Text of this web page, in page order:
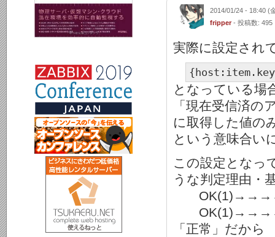
2014/01/24 - 18:40 (
fripper - 投稿数: 495
実際に設定され
となっている場
「現在受信済の
に取得した値の
という意味合い
この設定となっ
うな判定理由・
OK(1)→→→→→
「正常」だから